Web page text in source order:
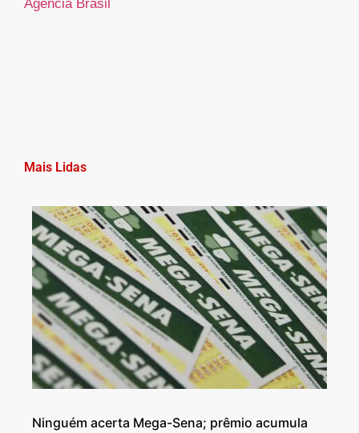
Agência Brasil
Mais Lidas
Ninguém acerta Mega-Sena; prêmio acumula